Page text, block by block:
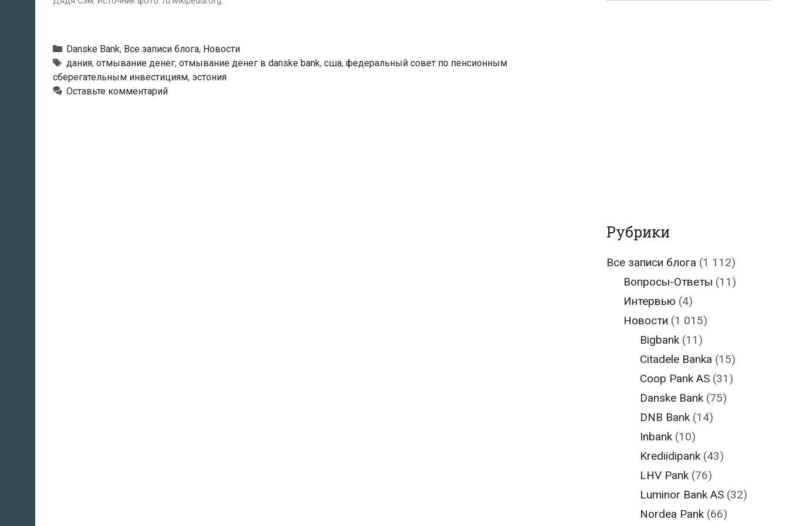
отмывание
Рубрики
Danske Bank, Все записи блога, Новости
Тэги
дания, отмывание денег, отмывание денег в danske bank, сша, федеральный совет по пенсионным
сберегательным инвестициям, эстония
Оставьте комментарий
Рубрики
Все записи блога (1 112)
Вопросы-Ответы (11)
Интервью (4)
Новости (1 015)
Bigbank (11)
Citadele Banka (15)
Coop Pank AS (31)
Danske Bank (75)
DNB Bank (14)
Inbank (10)
Krediidipank (43)
LHV Pank (76)
Luminor Bank AS (32)
Nordea Pank (66)